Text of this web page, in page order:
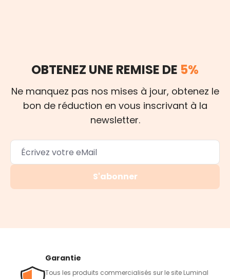
OBTENEZ UNE REMISE DE 5%
Ne manquez pas nos mises à jour, obtenez le
bon de réduction en vous inscrivant à la
newsletter.
S'abonner
Garantie
Tous les produits commercialisés sur le site Luminal